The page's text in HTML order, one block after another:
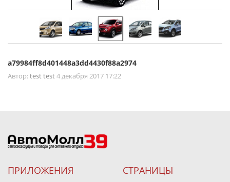
a79984ff8d401448a3dd4430f88a2974
Автор:test test4 декабря 2017 17:22
ПРИЛОЖЕНИЯ СТРАНИЦЫ